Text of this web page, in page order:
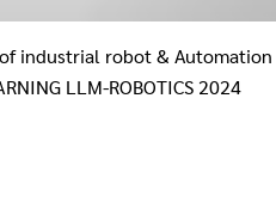
industrial robot &
LLM-ROBOTICS 2024